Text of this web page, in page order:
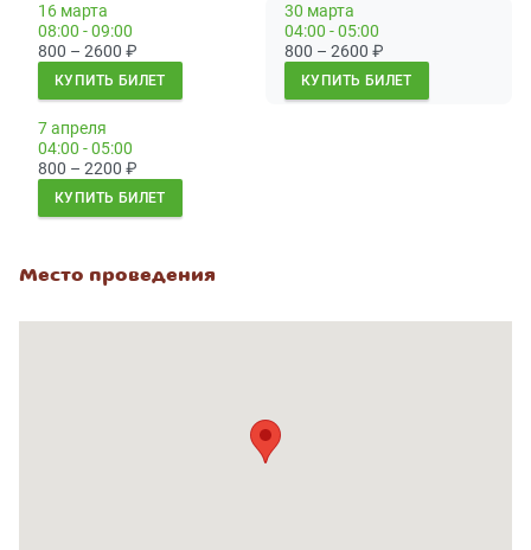
16 марта
08:00 - 09:00
800 – 2600 ₽
КУПИТЬ БИЛЕТ
30 марта
04:00 - 05:00
800 – 2600 ₽
КУПИТЬ БИЛЕТ
7 апреля
04:00 - 05:00
800 – 2200 ₽
КУПИТЬ БИЛЕТ
Место проведения